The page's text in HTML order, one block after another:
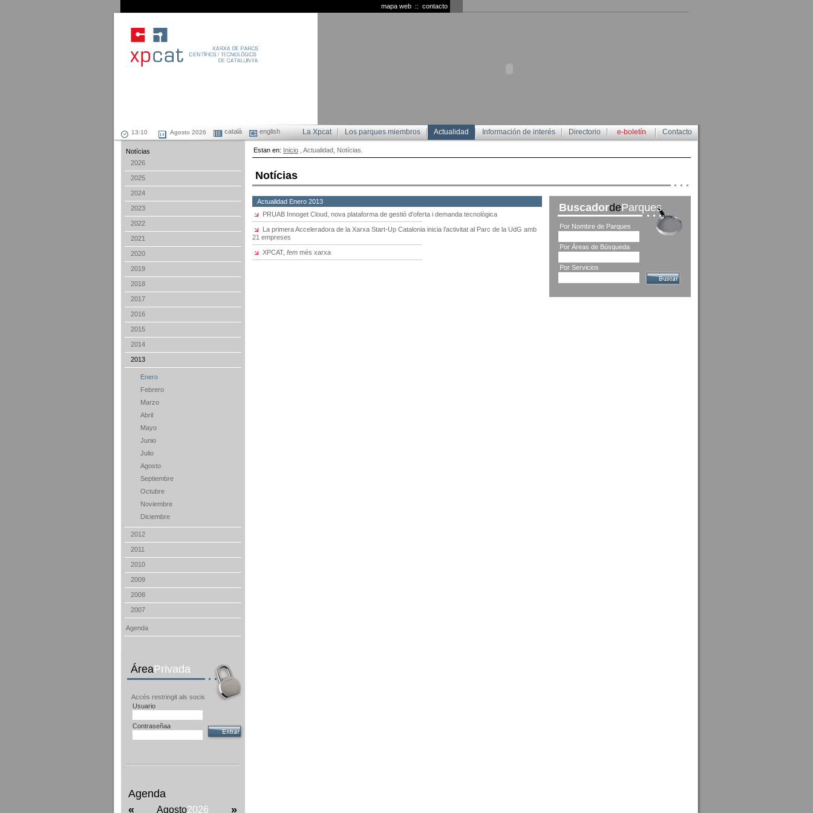
contacto
::
mapa web
Agosto 2026 català english Contacto
e-boletín
Directorio
Información de interés
Actualidad
Los parques miembros
La Xpcat
Notícias
2026
2025
2024
2023
2022
2021
2020
2019
2018
2017
2016
2015
2014
2013
Enero
Febrero
Marzo
Abril
Mayo
Junio
Julio
Agosto
Septiembre
Octubre
Noviembre
Diciembre
2012
2011
2010
2009
2008
2007
Agenda
ÁreaPrivada
Accés restringit als socis
Usuario
Contraseñaa
Agenda
«
Agosto2026 »
Estan en: Inicio , Actualidad, Notícias.
Notícias
Actualidad Enero 2013
PRUAB Innoget Cloud, nova plataforma de gestió d'oferta i demanda tecnològica
La primera Acceleradora de la Xarxa Start-Up Catalonia inicia l’activitat al Parc de la UdG amb
21 empreses
XPCAT, fem més xarxa
BuscadordeParques
Por Nombre de Parques
Por Áreas de Búsqueda
Por Servicios